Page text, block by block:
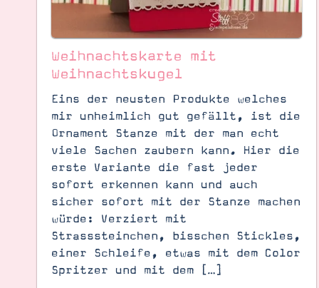
Suche Impressum Datenschutz
Weihnachtskarte mit
Weihnachtskugel
Eins der neusten Produkte welches
mir unheimlich gut gefällt, ist die
Ornament Stanze mit der man echt
viele Sachen zaubern kann. Hier die
erste Variante die fast jeder
sofort erkennen kann und auch
sicher sofort mit der Stanze machen
würde: Verziert mit
Strasssteinchen, bisschen Stickles,
einer Schleife, etwas mit dem Color
Spritzer und mit dem […]